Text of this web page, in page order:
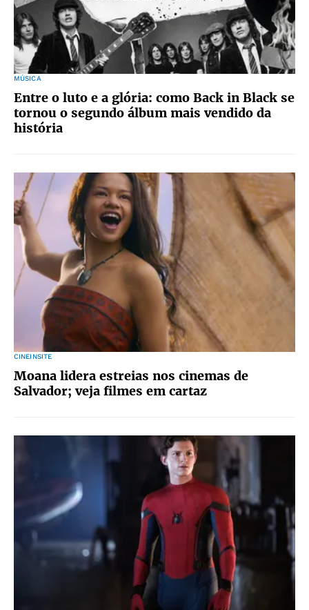
MÚSICA
Entre o luto e a glória: como Back in Black se
tornou o segundo álbum mais vendido da
história
CINEINSITE
Moana lidera estreias nos cinemas de
Salvador; veja filmes em cartaz